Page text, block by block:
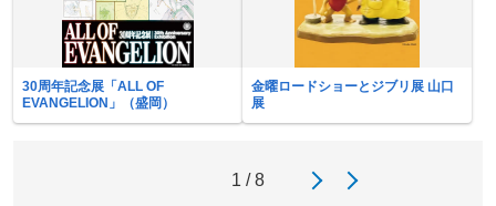
30周年記念展「ALL OF
EVANGELION」（盛岡）
金曜ロードショーとジブリ展 山口
展
1 / 8